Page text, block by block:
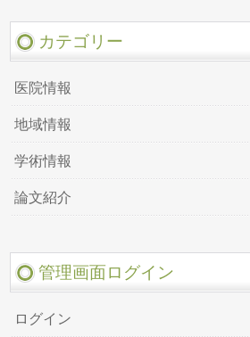
カテゴリー
医院情報
地域情報
学術情報
論文紹介
管理画面ログイン
ログイン